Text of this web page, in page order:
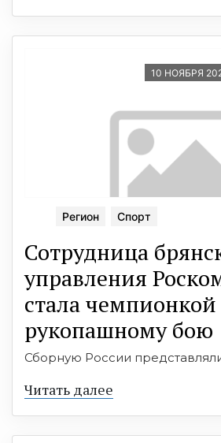
10 НОЯБРЯ
Регион Спорт
Сотрудница
управления
стала
рукопашному бою
Сборную России
Читать далее